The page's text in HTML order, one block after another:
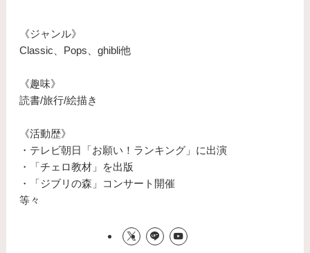
《ジャンル》
Classic、Pops、ghibli他
《趣味》
読書/旅行/絵描き
《活動歴》
・テレビ朝日「お願い！ランキング」に出演
・「チェロ教材」を出版
・「ジブリの森」コンサート開催
等々